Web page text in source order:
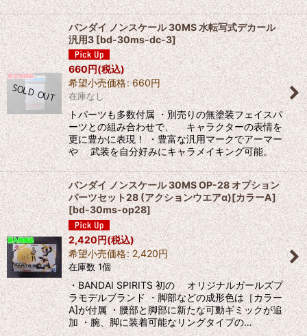
バンダイ ノンスケール 30MS 水転写式デカール
汎用3[bd-30ms-dc-3]
660円(税込)
希望小売価格: 660円
在庫なし
トパーツも多数付属 ・別売りの無塗装フェイスパ
ーツとの組み合わせで、 キャラクターの表情を
更に豊かに表現！ ・豊富な汎用マークでアーマー
や 武装を自分好みにキャラメイキング可能。
バンダイ ノンスケール 30MS OP-28 オプション
パーツセット28 (アクションウエアα)[カラーA]
[bd-30ms-op28]
2,420円(税込)
希望小売価格: 2,420円
在庫数 1個
・BANDAI SPIRITS 初の オリジナルガールズプ
ラモデルブランド ・脚部などの成形色は［カラー
A]が付属 ・腰部と脚部に新たな可動ギミックが追
加 ・腕、脚に装着可能なリングタイプの…